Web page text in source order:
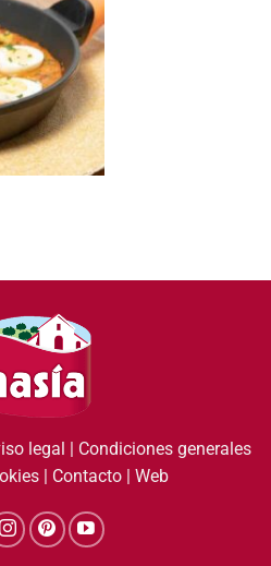
legal | Condiciones generales
| Contacto| Web